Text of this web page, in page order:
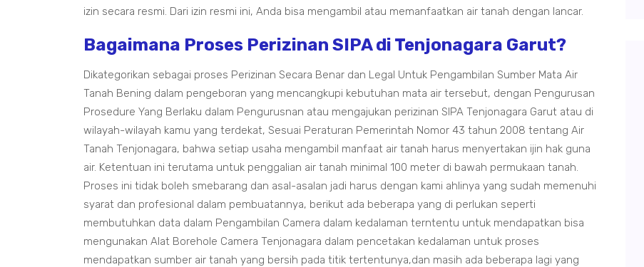
izin secara resmi. Dari izin resmi ini, Anda bisa mengambil atau memanfaatkan air tanah dengan lancar.
Bagaimana Proses Perizinan SIPA di Tenjonagara Garut?
Dikategorikan sebagai proses Perizinan Secara Benar dan Legal Untuk Pengambilan Sumber Mata Air
Tanah Bening dalam pengeboran yang mencangkupi kebutuhan mata air tersebut, dengan Pengurusan
Prosedure Yang Berlaku dalam Pengurusnan atau mengajukan perizinan SIPA Tenjonagara Garut atau di
wilayah-wilayah kamu yang terdekat, Sesuai Peraturan Pemerintah Nomor 43 tahun 2008 tentang Air
Tanah Tenjonagara, bahwa setiap usaha mengambil manfaat air tanah harus menyertakan ijin hak guna
air. Ketentuan ini terutama untuk penggalian air tanah minimal 100 meter di bawah permukaan tanah.
Proses ini tidak boleh smebarang dan asal-asalan jadi harus dengan kami ahlinya yang sudah memenuhi
syarat dan profesional dalam pembuatannya, berikut ada beberapa yang di perlukan seperti
membutuhkan data dalam Pengambilan Camera dalam kedalaman terntentu untuk mendapatkan bisa
mengunakan Alat Borehole Camera Tenjonagara dalam pencetakan kedalaman untuk proses
mendapatkan sumber air tanah yang bersih pada titik tertentunya,dan masih ada beberapa lagi yang